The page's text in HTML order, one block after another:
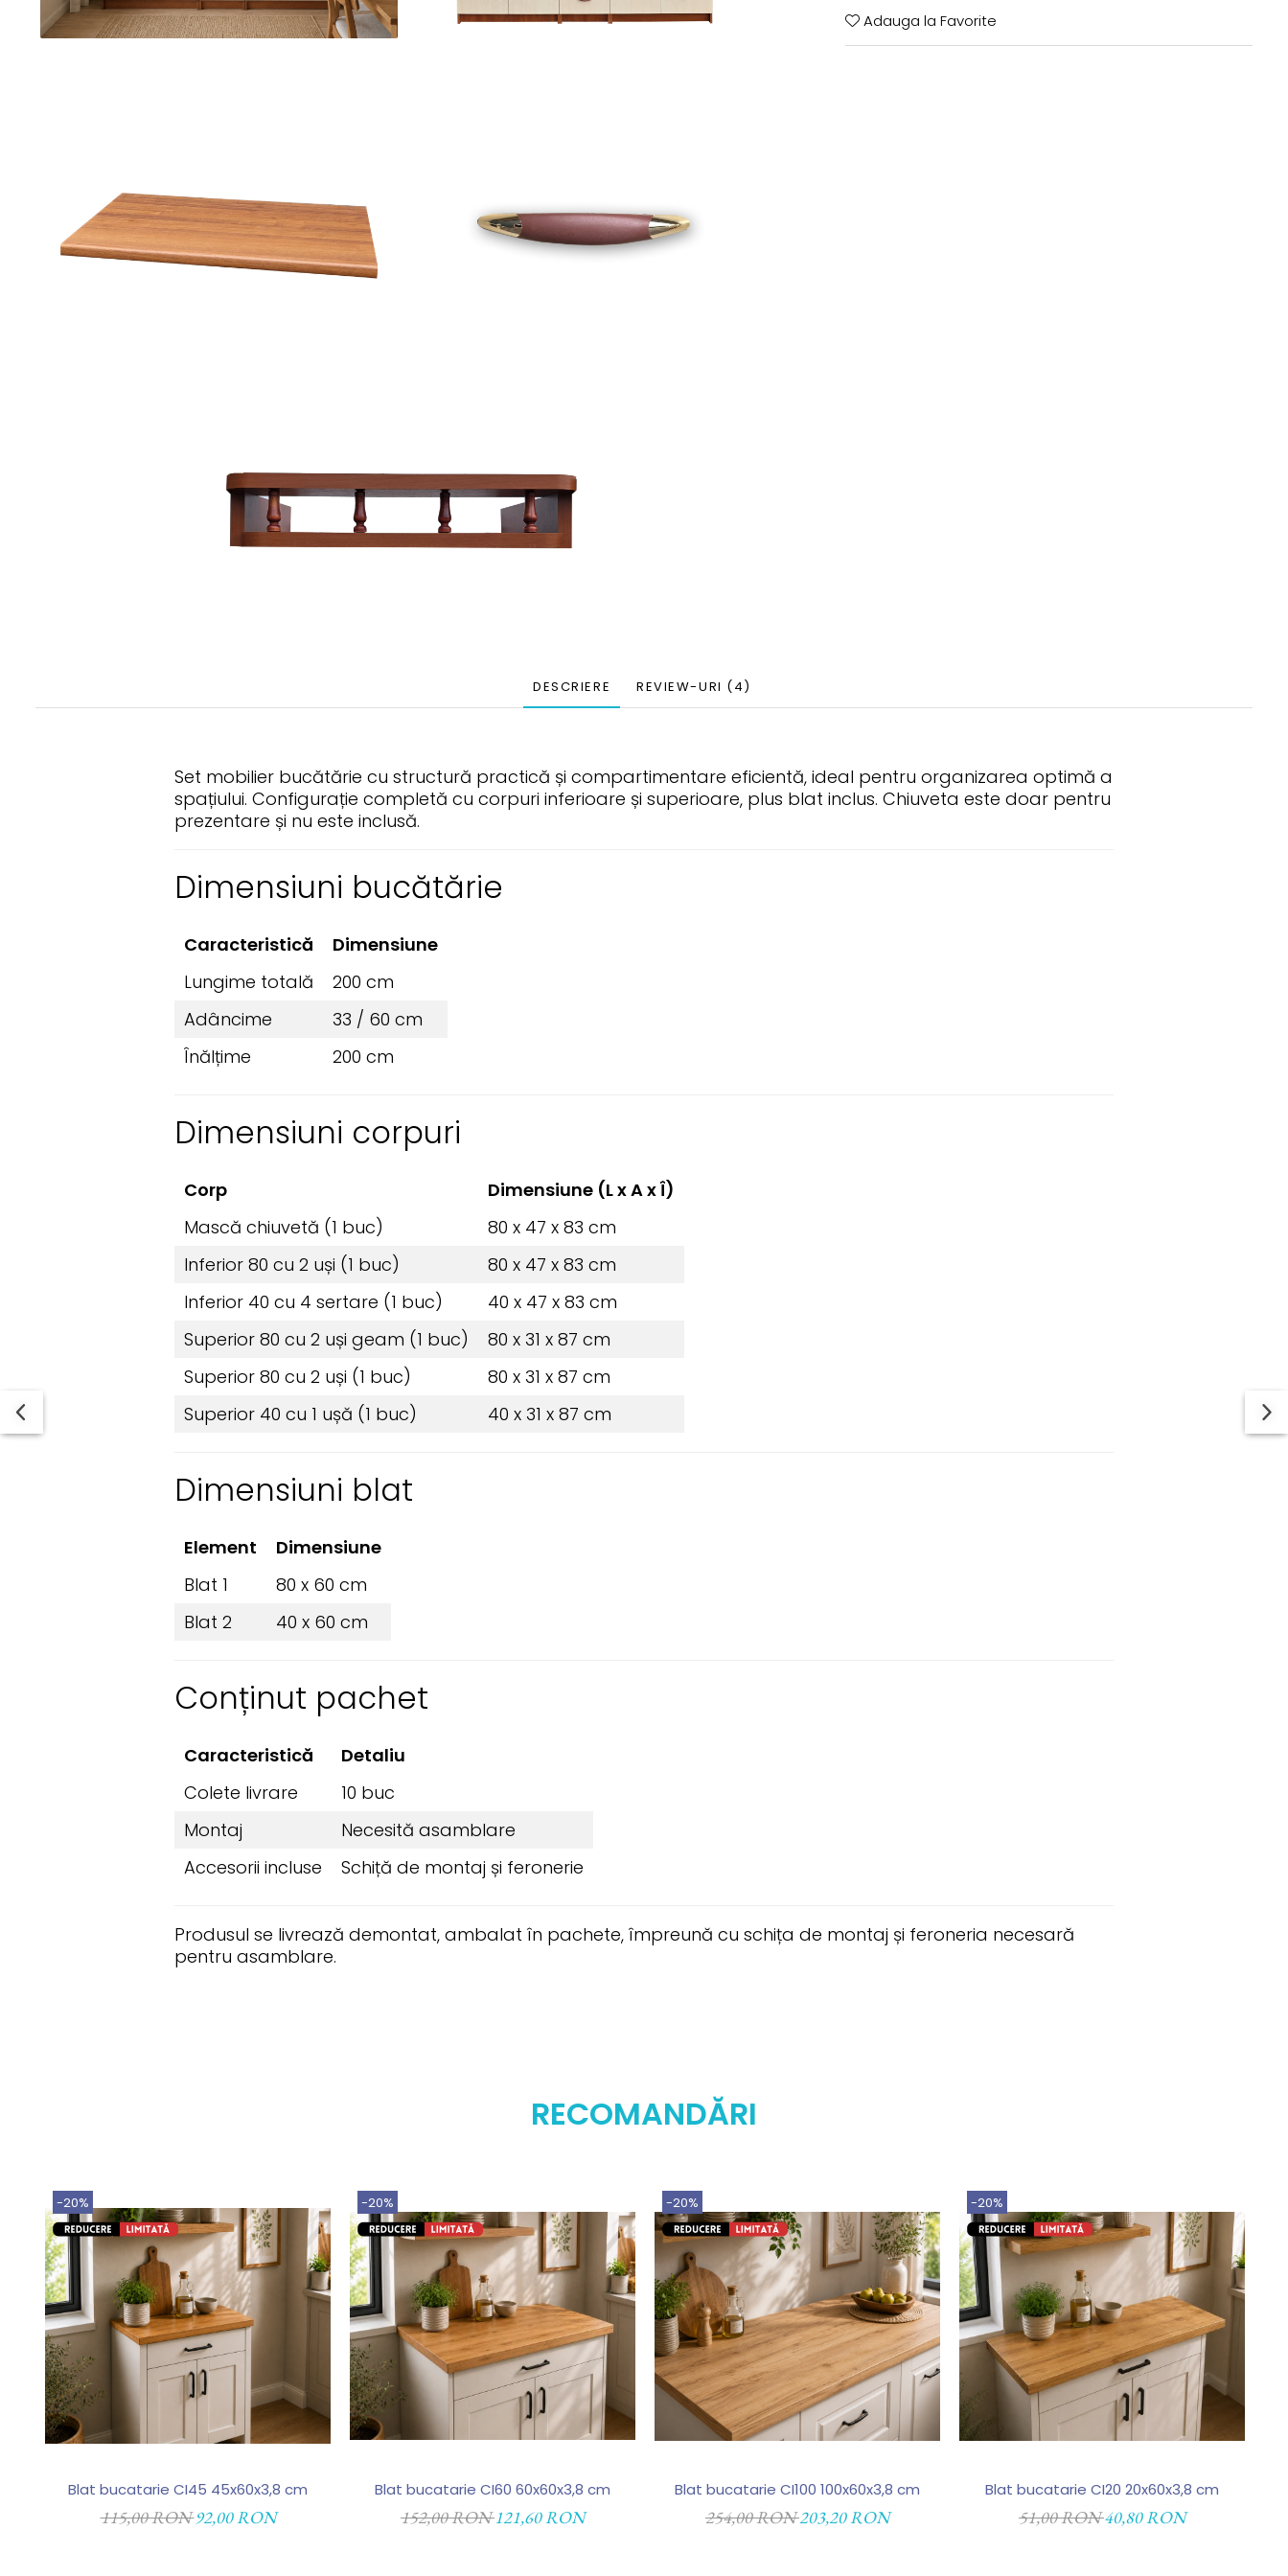
Adauga la Favorite
DESCRIERE REVIEW-URI (4)
Set mobilier bucătărie cu structură practică și compartimentare eficientă, ideal pentru organizarea optimă a
spațiului. Configurație completă cu corpuri inferioare și superioare, plus blat inclus. Chiuveta este doar pentru
prezentare și nu este inclusă.
Dimensiuni bucătărie
Caracteristică
Dimensiune
Lungime totală
200 cm
Adâncime
33 / 60 cm
Înălțime
200 cm
Dimensiuni corpuri
Corp
Dimensiune (L x A x Î)
Mască chiuvetă (1 buc)
80 x 47 x 83 cm
Inferior 80 cu 2 uși (1 buc)
80 x 47 x 83 cm
Inferior 40 cu 4 sertare (1 buc)
40 x 47 x 83 cm
Superior 80 cu 2 uși geam (1 buc)
80 x 31 x 87 cm
Superior 80 cu 2 uși (1 buc)
80 x 31 x 87 cm
Superior 40 cu 1 ușă (1 buc)
40 x 31 x 87 cm
Dimensiuni blat
Element
Dimensiune
Blat 1
80 x 60 cm
Blat 2
40 x 60 cm
Conținut pachet
Caracteristică
Detaliu
Colete livrare
10 buc
Montaj
Necesită asamblare
Accesorii incluse
Schiță de montaj și feronerie
Produsul se livrează demontat, ambalat în pachete, împreună cu schița de montaj și feroneria necesară
pentru asamblare.
RECOMANDĂRI
-20%
Blat bucatarie CI45 45x60x3,8 cm
115,00 RON92,00 RON
-20%
Blat bucatarie CI60 60x60x3,8 cm
152,00 RON121,60 RON
-20%
Blat bucatarie CI100 100x60x3,8 cm
254,00 RON203,20 RON
-20%
Blat bucatarie CI20 20x60x3,8 cm
51,00 RON40,80 RON